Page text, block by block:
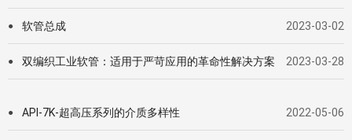
● 软管总成 2023-03-02
● 双编织工业软管：适用于严苛应用的革命性解决方案 2023-03-28
● API-7K-超高压系列的介质多样性 2022-05-06